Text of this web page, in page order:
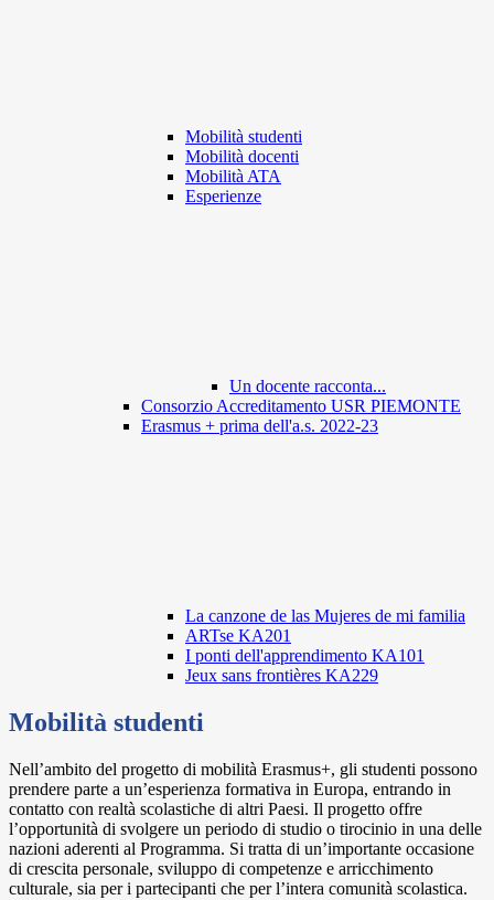
Mobilità studenti
Mobilità docenti
Mobilità ATA
Esperienze
Un docente racconta...
Consorzio Accreditamento USR PIEMONTE
Erasmus + prima dell'a.s. 2022-23
La canzone de las Mujeres de mi familia
ARTse KA201
I ponti dell'apprendimento KA101
Jeux sans frontières KA229
Mobilità studenti
Nell’ambito del progetto di mobilità Erasmus+, gli studenti possono
prendere parte a un’esperienza formativa in Europa, entrando in
contatto con realtà scolastiche di altri Paesi. Il progetto offre
l’opportunità di svolgere un periodo di studio o tirocinio in una delle
nazioni aderenti al Programma. Si tratta di un’importante occasione
di crescita personale, sviluppo di competenze e arricchimento
culturale, sia per i partecipanti che per l’intera comunità scolastica.